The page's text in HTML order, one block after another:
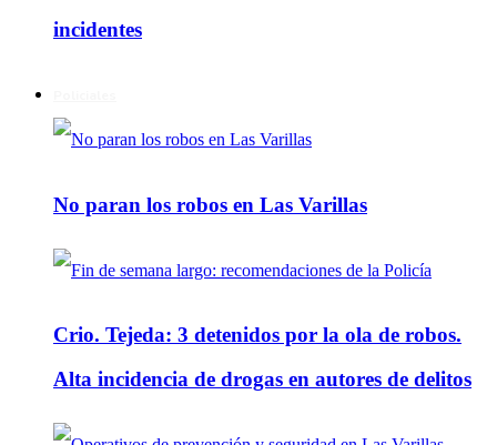
incidentes
No paran los robos en Las Varillas
Crio. Tejeda: 3 detenidos por la ola de robos.
Alta incidencia de drogas en autores de delitos